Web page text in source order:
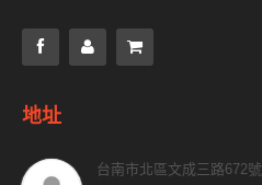
地址
台南市北區文成三路672號